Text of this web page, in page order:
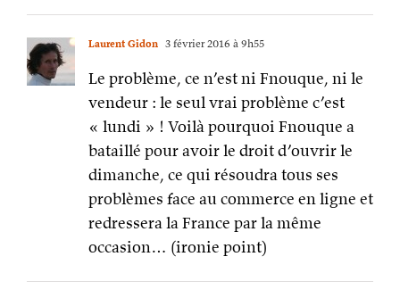
Laurent Gidon 3 février 2016 à 9h55
Le problème, ce n’est ni Fnouque, ni le
vendeur : le seul vrai problème c’est
« lundi » ! Voilà pourquoi Fnouque a
bataillé pour avoir le droit d’ouvrir le
dimanche, ce qui résoudra tous ses
problèmes face au commerce en ligne et
redressera la France par la même
occasion… (ironie point)